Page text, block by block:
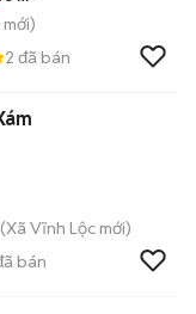
mới)
2 đã bán
(Xã Vĩnh Lộc mới)
bán